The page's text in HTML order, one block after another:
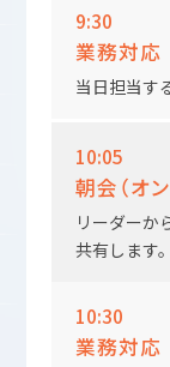
9:30
業務対応
当日担当す
10:05
朝会（オン
リーダーか
共有します。
10:30
業務対応